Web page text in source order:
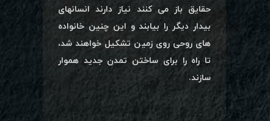
حقایق باز می کنند نیاز دارند انسانهای
بیدار دیگر را بیابند و این چنین خانواده
های روحی روی زمین تشکیل خواهند شد،
تا راه را برای ساختن تمدن جدید هموار
سازند.